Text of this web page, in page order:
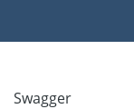
Swagger